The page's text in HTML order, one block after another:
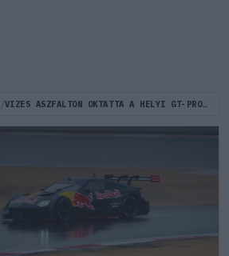
VIZES ASZFALTON OKTATTA A HELYI GT-PROFIKAT MAX VERSTAPPEN JAPÁNBAN